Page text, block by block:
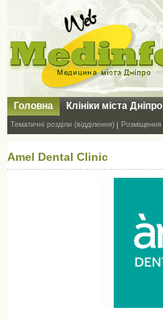
Головна Клініки міста Дніпро
Тематичні розділи (відділення) Розміщення
Amel Dental Clinic